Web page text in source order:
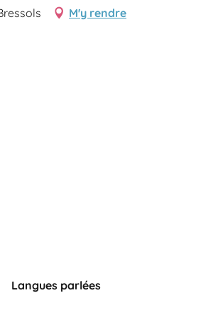
M'y rendre
Langues parlées
Langues parlées